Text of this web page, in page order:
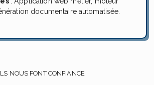
documentaire automatisée.
NOUS FONT CONFIANCE